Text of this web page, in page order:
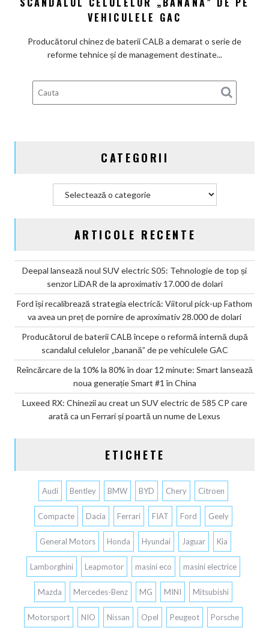
scandalul
celulelor
VEHICULELE GAC
Producătorul chinez de baterii CALB a demarat o serie de
reforme tehnice și de management destinate...
CATEGORII
ARTICOLE RECENTE
Deepal lansează noul SUV electric S05: Tehnologie de top și
senzor LiDAR de la aproximativ 17.000 de dolari
Ford își recalibrează strategia electrică: Viitorul pick-up Fathom
va avea un preț de pornire de aproximativ 28.000 de dolari
Producătorul de baterii CALB începe o reformă internă după
scandalul celulelor „banană” de pe vehiculele GAC
Reîncărcare de la 10% la 80% în doar 12 minute: Smart lansează
noua generație Smart #1 în China
Luxeed RX: Chinezii au creat un SUV electric de 585 CP care
arată ca un Ferrari și poartă un nume de Lexus
ETICHETE
Audi Bentley BMW BYD Chery Citroen
Compacte Dacia Ferrari FIAT Ford Geely
General Motors Honda Hyundai Jaguar Kia
Lamborghini Leapmotor masini eco masini electrice
Mazda Mercedes-Benz MG MINI Mitsubishi
Motorsport NIO Nissan Opel Peugeot Porsche